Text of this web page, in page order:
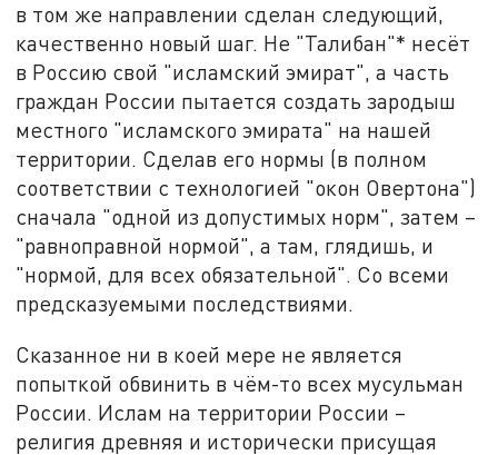
в том же направлении сделан следующий,
качественно новый шаг. Не "Талибан"* несёт
в Россию свой "исламский эмират", а часть
граждан России пытается создать зародыш
местного "исламского эмирата" на нашей
территории. Сделав его нормы (в полном
соответствии с технологией "окон Овертона")
сначала "одной из допустимых норм", затем –
"равноправной нормой", а там, глядишь, и
"нормой, для всех обязательной". Со всеми
предсказуемыми последствиями.
Сказанное ни в коей мере не является
попыткой обвинить в чём-то всех мусульман
России. Ислам на территории России –
религия древняя и исторически присущая